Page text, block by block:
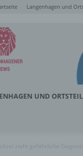
Langenhagen und
Langenhagener
News
UND